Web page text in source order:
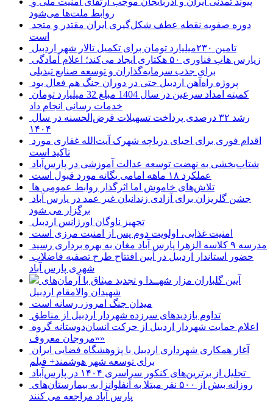
روابط ملت‌ها می‌شود
است
تامین ۲۳۰میلیارد تومان برای تکمیل تالار شهر اردبیل
برای جذب سرمایه‌گذاران و توسعه صنایع تبدیلی
پروژه راه‌آهن اردبیل حتی در دوران جنگ هم فعال بود
خدمات رسانی انجام داد
۱۴۰۴
تاکید است
شتاب‌بخشی به نهضت توسعه عدالت آموزشی در پارس‌آباد
عملکرد ۱۸ ماهه امامی یگانه مورد قبول است
تلاش‌های خاموش اما اثرگذار روابط عمومی ها
برگزار می شود
تجهیز ناوگان اورژانس اردبیل
امنیت غذایی، اولویت دوم پس از امنیت مرزی است
مدرسه ۹ کلاسه الزهرا پارس آباد مغان به بهره برداری رسید
شهری پارس آباد
شهیدان والامقام اردبیل
میدان جنگ امروز، رسانه است
تداوم بازدیدهای سرزده شهردار اردبیل از مناطق
«مروجان معروف»
برای توسعه شهر هوشمند+ فیلم
پارس آباد مراجعه می کنند